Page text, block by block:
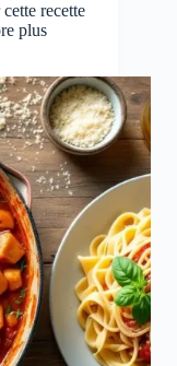
recette
plus